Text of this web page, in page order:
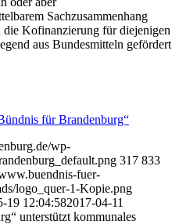
Sachzusammenhang
Kofinanzierung für diejenigen
aus Bundesmitteln gefördert
für Brandenburg“
wp-
317 833
fuer-
logo_quer-1-Kopie.png
19 12:04:582017-04-11
unterstützt kommunales